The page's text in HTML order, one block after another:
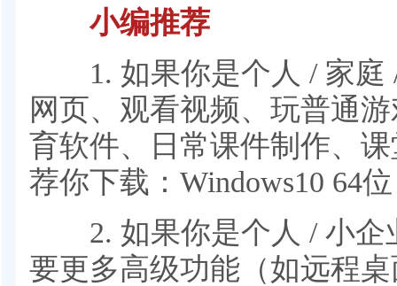
小编推荐
1. 如果你是个人 / 家庭 /
网页、观看视频、玩普通
育软件、日常课件制作、
荐你下载：Windows10 64
2. 如果你是个人 / 小企
要更多高级功能（如远程